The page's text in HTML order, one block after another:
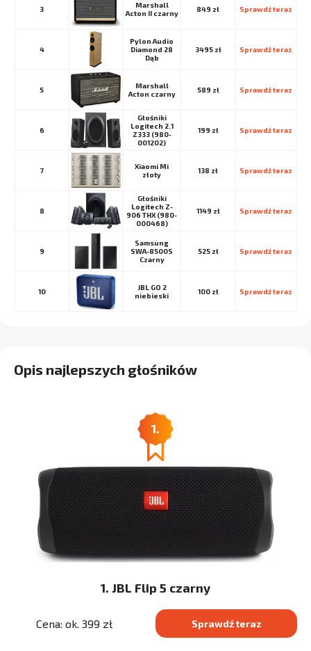
3
Marshall
Acton II czarny
849 zł Sprawdź teraz
4
Pylon Audio
Diamond 28
Dąb
3495 zł Sprawdź teraz
5
Marshall
Acton czarny
589 zł Sprawdź teraz
6
Głośniki
Logitech 2.1
Z333 (980-
001202)
199 zł Sprawdź teraz
7
Xiaomi Mi
złoty
138 zł Sprawdź teraz
8
Głośniki
Logitech Z-
906 THX (980-
000468)
1149 zł Sprawdź teraz
9
Samsung
SWA-8500S
Czarny
525 zł Sprawdź teraz
10
JBL GO 2
niebieski
100 zł Sprawdź teraz
Opis najlepszych głośników
1.
1. JBL Flip 5 czarny
Cena: ok. 399 zł Sprawdź teraz